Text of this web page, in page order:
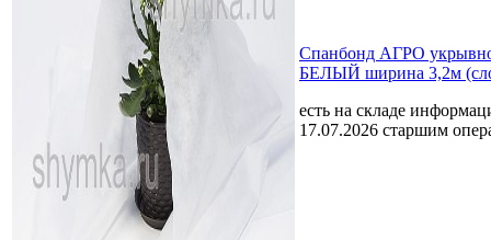
Спанбонд АГРО
БЕЛЫЙ ширина 3,2м
есть на складе
17.07.2026 старшим